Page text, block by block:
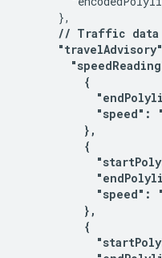
      },
// Traffic
          {
"speed":
          },
          {
"speed":
          },
          {